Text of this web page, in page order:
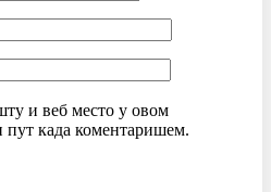
и веб место у овом
пут када коментаришем.